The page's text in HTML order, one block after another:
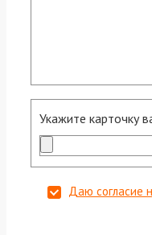
Укажите карточку
Даю согласие